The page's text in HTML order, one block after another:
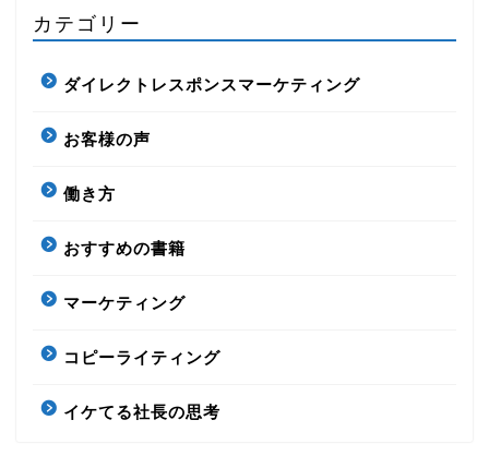
カテゴリー
ダイレクトレスポンスマーケティング
お客様の声
働き方
おすすめの書籍
マーケティング
コピーライティング
イケてる社長の思考